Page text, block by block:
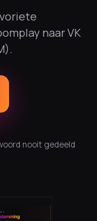
naar VK
nooit gedeeld